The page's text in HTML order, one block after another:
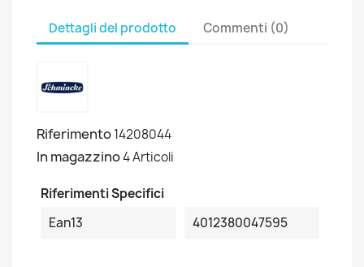
Dettagli del prodotto Commenti (0)
Riferimento14208044
In magazzino4 Articoli
Riferimenti Specifici
Ean13
4012380047595